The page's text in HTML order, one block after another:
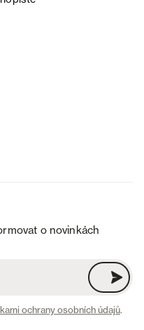
o novinkách
ochrany osobních údajů.